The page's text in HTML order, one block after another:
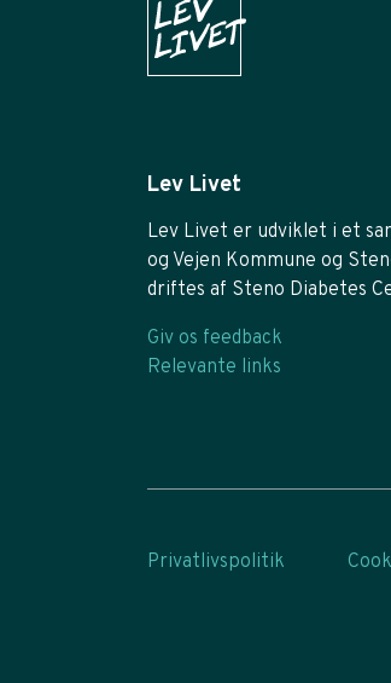
Lev Livet
Lev Livet er udviklet i et
og Vejen Kommune og
driftes af Steno Diabetes
Giv os feedback
Relevante links
Privatlivspolitik